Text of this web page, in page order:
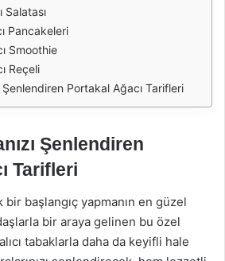
Salatası
Pancakeleri
Smoothie
Reçeli
Şenlendiren Portakal Ağacı Tarifleri
Şenlendiren
Tarifleri
başlangıç yapmanın en güzel
bir araya gelinen bu özel
tabaklarla daha da keyifli hale